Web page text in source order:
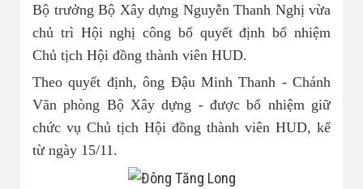
Bộ trưởng Bộ Xây dựng Nguyễn Thanh Nghị vừa
chủ trì Hội nghị công bố quyết định bổ nhiệm
Chủ tịch Hội đồng thành viên HUD.
Theo quyết định, ông Đậu Minh Thanh - Chánh
Văn phòng Bộ Xây dựng - được bổ nhiệm giữ
chức vụ Chủ tịch Hội đồng thành viên HUD, kể
từ ngày 15/11.